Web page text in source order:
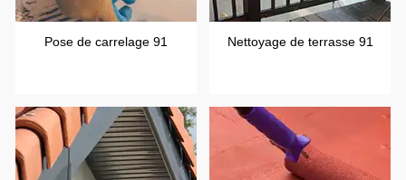
Pose de carrelage 91 Nettoyage de terrasse 91